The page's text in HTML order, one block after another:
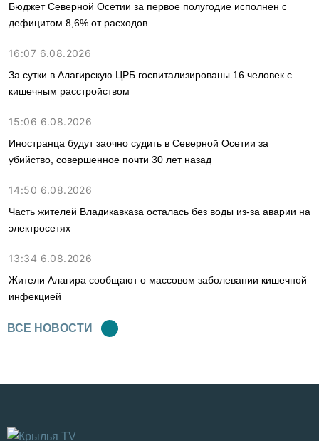
Бюджет Северной Осетии за первое полугодие исполнен с
дефицитом 8,6% от расходов
16:07 6.08.2026
За сутки в Алагирскую ЦРБ госпитализированы 16 человек с
кишечным расстройством
15:06 6.08.2026
Иностранца будут заочно судить в Северной Осетии за
убийство, совершенное почти 30 лет назад
14:50 6.08.2026
Часть жителей Владикавказа осталась без воды из-за аварии на
электросетях
13:34 6.08.2026
Жители Алагира сообщают о массовом заболевании кишечной
инфекцией
ВСЕ НОВОСТИ